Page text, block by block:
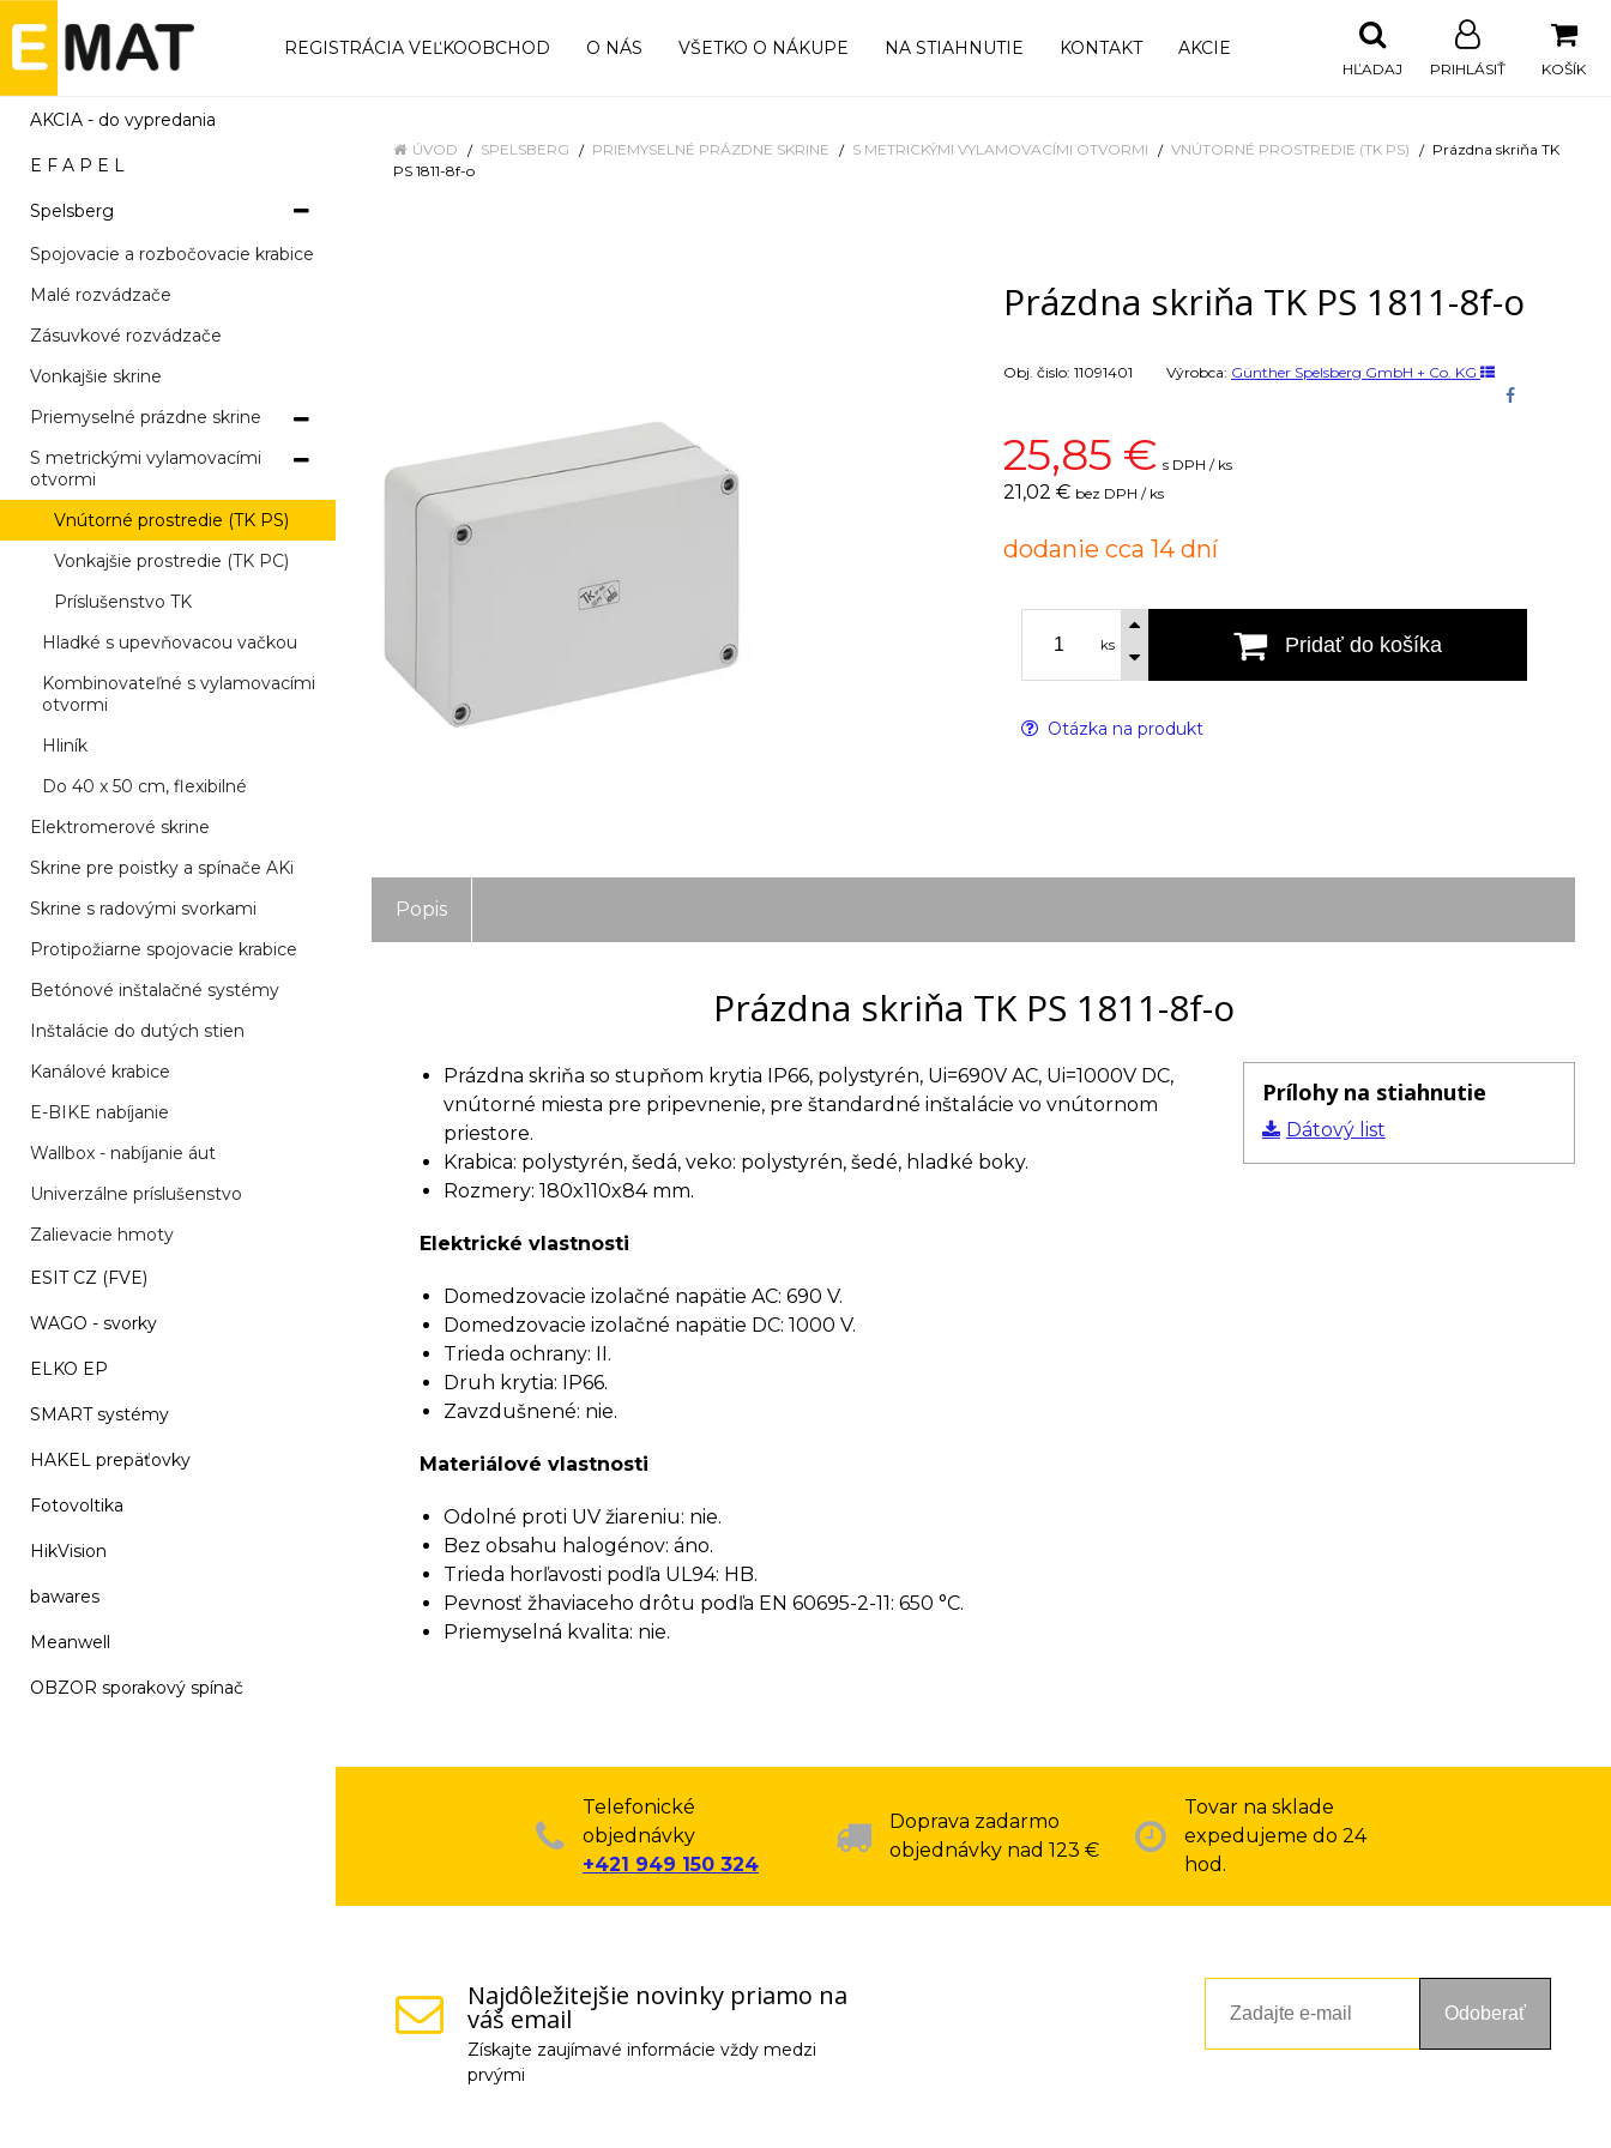
REGISTRÁCIA VEĽKOOBCHOD O NÁS VŠETKO O NÁKUPE NA STIAHNUTIE KONTAKT AKCIE
KOŠÍK
PRIHLÁSIŤ
HĽADAJ
AKCIA - do vypredania
E F A P E L
Spelsberg
Spojovacie a rozbočovacie krabice
Malé rozvádzače
Zásuvkové rozvádzače
Vonkajšie skrine
Priemyselné prázdne skrine
S metrickými vylamovacími
otvormi
Vnútorné prostredie (TK PS)
Vonkajšie prostredie (TK PC)
Príslušenstvo TK
Hladké s upevňovacou vačkou
Kombinovateľné s vylamovacími
otvormi
Hliník
Do 40 x 50 cm, flexibilné
Elektromerové skrine
Skrine pre poistky a spínače AKi
Skrine s radovými svorkami
Protipožiarne spojovacie krabice
Betónové inštalačné systémy
Inštalácie do dutých stien
Kanálové krabice
E-BIKE nabíjanie
Wallbox - nabíjanie áut
Univerzálne príslušenstvo
Zalievacie hmoty
ESIT CZ (FVE)
WAGO - svorky
ELKO EP
SMART systémy
HAKEL prepäťovky
Fotovoltika
HikVision
bawares
Meanwell
OBZOR sporakový spínač
ÚVOD SPELSBERG PRIEMYSELNÉ PRÁZDNE SKRINE S METRICKÝMI VYLAMOVACÍMI OTVORMI VNÚTORNÉ PROSTREDIE (TK PS)
Prázdna skriňa TK
PS 1811-8f-o
Prázdna skriňa TK PS 1811-8f-o
Obj. čislo: 11091401 Výrobca: Günther Spelsberg GmbH + Co. KG
25,85 € s DPH / ks
21,02 € bez DPH / ks
dodanie cca 14 dní
ks Pridať do košíka
Otázka na produkt
Popis
Prázdna skriňa TK PS 1811-8f-o
Prílohy na stiahnutie
Dátový list
Prázdna skriňa so stupňom krytia IP66, polystyrén, Ui=690V AC, Ui=1000V DC,
vnútorné miesta pre pripevnenie, pre štandardné inštalácie vo vnútornom
priestore.
Krabica: polystyrén, šedá, veko: polystyrén, šedé, hladké boky.
Rozmery: 180x110x84 mm.
Elektrické vlastnosti
Domedzovacie izolačné napätie AC: 690 V.
Domedzovacie izolačné napätie DC: 1000 V.
Trieda ochrany: II.
Druh krytia: IP66.
Zavzdušnené: nie.
Materiálové vlastnosti
Odolné proti UV žiareniu: nie.
Bez obsahu halogénov: áno.
Trieda horľavosti podľa UL94: HB.
Pevnosť žhaviaceho drôtu podľa EN 60695-2-11: 650 °C.
Priemyselná kvalita: nie.
Telefonické
objednávky
+421 949 150 324
Doprava zadarmo
objednávky nad 123 €
Tovar na sklade
expedujeme do 24
hod.
Najdôležitejšie novinky priamo na
váš email
Získajte zaujímavé informácie vždy medzi
prvými
Odoberať